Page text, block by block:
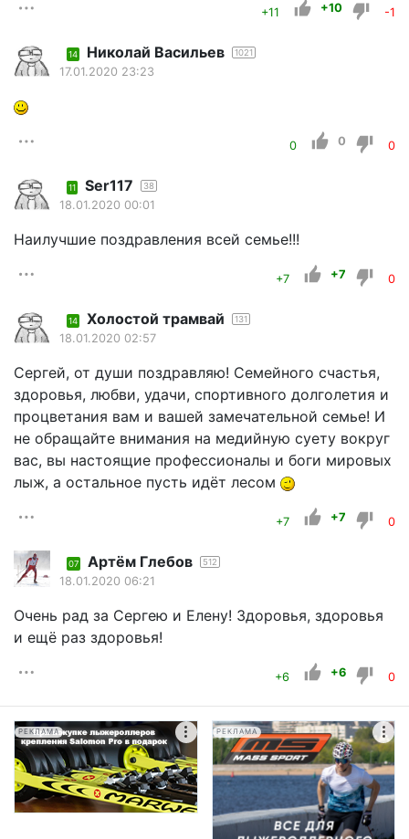
+11 +10 -1
14 Николай Васильев 1021
17.01.2020 23:23
0 0 0
11 Ser117 38
18.01.2020 00:01
Наилучшие поздравления всей семье!!!
+7 +7 0
14 Холостой трамвай 131
18.01.2020 02:57
Сергей, от души поздравляю! Семейного счастья,
здоровья, любви, удачи, спортивного долголетия и
процветания вам и вашей замечательной семье! И
не обращайте внимания на медийную суету вокруг
вас, вы настоящие профессионалы и боги мировых
лыж, а остальное пусть идёт лесом
+7 +7 0
07 Артём Глебов 512
18.01.2020 06:21
Очень рад за Сергею и Елену! Здоровья, здоровья
и ещё раз здоровья!
+6 +6 0
РЕКЛАМА РЕКЛАМА